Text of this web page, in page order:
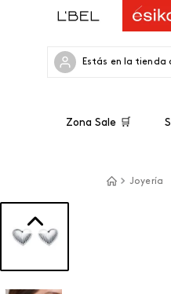
Estás en la tienda
Zona Sale 🛒
Joyería